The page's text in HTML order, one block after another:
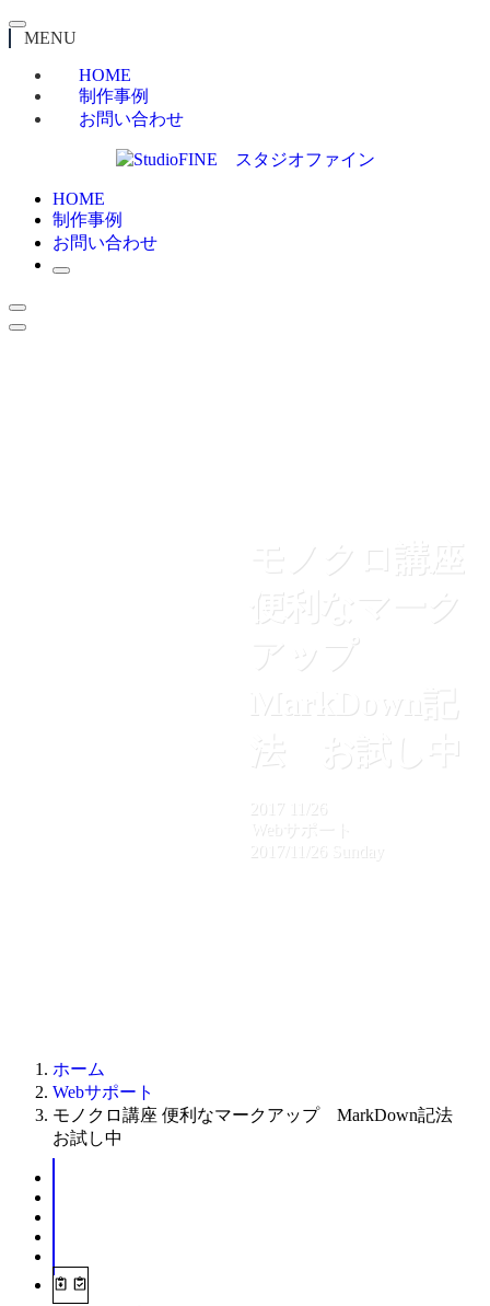
MENU
HOME
制作事例
お問い合わせ
HOME
制作事例
お問い合わせ
モノクロ講座
便利なマーク
アップ
MarkDown記
法 お試し中
2017
11/26
Webサポート
2017/11/26 Sunday
ホーム
Webサポート
モノクロ講座 便利なマークアップ MarkDown記法
お試し中